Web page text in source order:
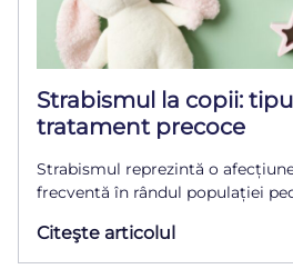
Strabismul la copii:
tratament precoce
Strabismul reprezintă o
frecventă în rândul populației
Citeşte articolul